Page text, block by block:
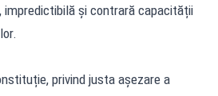
și contrară capacității
privind justa așezare a